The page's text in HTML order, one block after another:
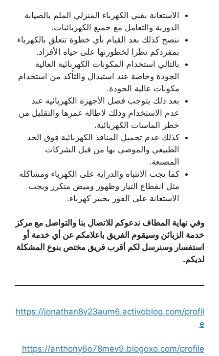
الاستعانة بفني الكهرباء المنزلي الملم بالصيانة
الدورية والتعامل مع جميع الكهربائيات.
ننصح كذلك بعد القيام بأي خطوة تتعلق بالكهرباء
بمفردكم نظرا لخطورتها على حياة الأفراد.
بالتالي استخدام المكونات الكهربائية العالية
الجودة وخاصة عند استبدال والتأكد من استخدام
مكونات عالية الجودة.
بعد ذلك يتوجب فصل الأجهزة الكهربائية عند
عدم الاستخدام وذلك لاطالة عمرها والتقليل من
خطر الماسات الكهربائية.
كذلك عدم تحميل المنافذ الكهربائية فوق الحد
الطبيعي والموصى بها من قبل الشركات
المصنعة.
كما يجب الانتباه والدراية على الكهرباء ومشاكله
مثل انقطاع التيار وظهور وميض متكرر ويجب
الاستعانة على الفور بخبير كهرباء.
وفي نهاية المطاف ندعوكم للاتصال بنا والتواصل مع مركز
خدمة الزبائن وسيقوم الفريق باعلامكم عن أي خدمة أو
استفسار وسنرسل لكم أقرب فريق مختص بنوع المشكلة
لديكم.
https://jonathan8y23aum6.activoblog.com/profil
e
https://anthony6o78mev9.blogoxo.com/profile